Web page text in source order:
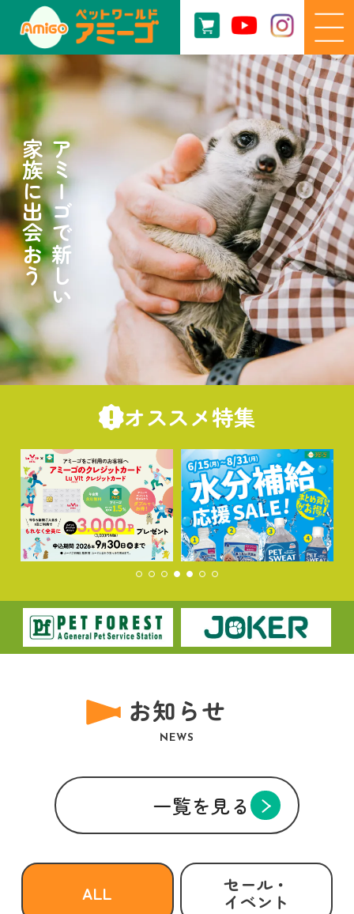
アミーゴで新しい
家族に出会おう アミーゴで新しい
家族に出会おう
オススメ特集
お知らせ
NEWS
一覧を見る
ALL セール・
イベント